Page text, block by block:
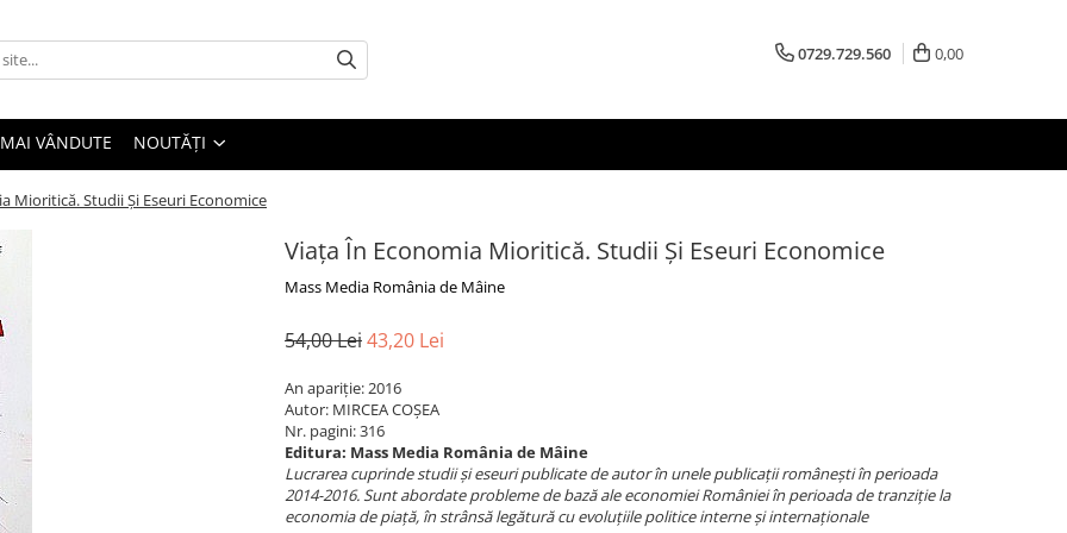
0729.729.560 0,00
VÂNDUTE NOUTĂȚI
Mioritică. Studii Și Eseuri Economice
Viața În Economia Mioritică. Studii Și Eseuri Economice
Mass Media România de Mâine
54,00 Lei43,20 Lei
An apariție: 2016
Autor: MIRCEA COȘEA
Nr. pagini: 316
Editura: Mass Media România de Mâine
Lucrarea cuprinde studii și eseuri publicate de autor în unele publicații românești în perioada
2014-2016. Sunt abordate probleme de bază ale economiei României în perioada de tranziție la
economia de piață, în strânsă legătură cu evoluțiile politice interne și internaționale